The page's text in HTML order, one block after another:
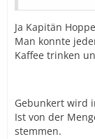
Ja Kapitän
Man konnte
Kaffee trinken
Gebunkert wird
Ist von der
stemmen.